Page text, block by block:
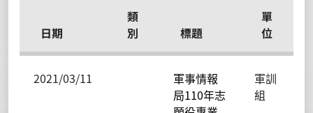
日期
類
別
標題
單
位
2021/03/11
軍事情報
局110年志
軍訓
組